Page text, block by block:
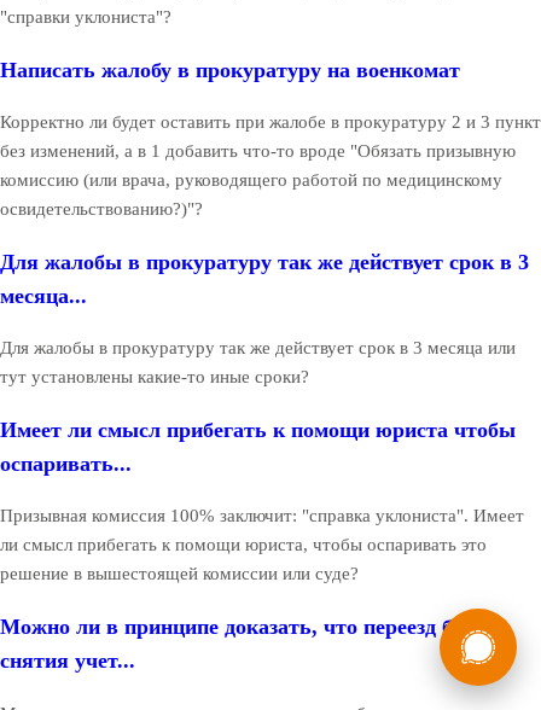
"справки уклониста"?
Написать жалобу в прокуратуру на военкомат
Корректно ли будет оставить при жалобе в прокуратуру 2 и 3 пункт
без изменений, а в 1 добавить что-то вроде "Обязать призывную
комиссию (или врача, руководящего работой по медицинскому
освидетельствованию?)"?
Для жалобы в прокуратуру так же действует срок в 3
месяца...
Для жалобы в прокуратуру так же действует срок в 3 месяца или
тут установлены какие-то иные сроки?
Имеет ли смысл прибегать к помощи юриста чтобы
оспаривать...
Призывная комиссия 100% заключит: "справка уклониста". Имеет
ли смысл прибегать к помощи юриста, чтобы оспаривать это
решение в вышестоящей комиссии или суде?
Можно ли в принципе доказать, что переезд без
снятия учет...
Мы в
Бесплатная